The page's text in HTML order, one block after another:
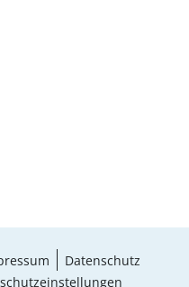
Datenschutz